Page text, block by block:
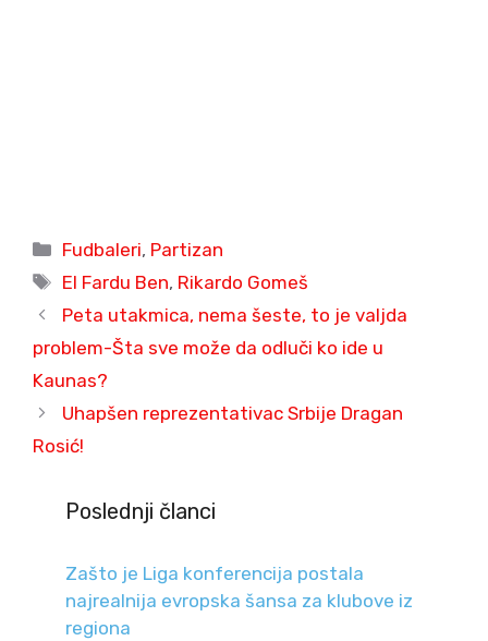
Categories
Fudbaleri, Partizan
Tags
El Fardu Ben, Rikardo Gomeš
Peta utakmica, nema šeste, to je valjda
problem-Šta sve može da odluči ko ide u
Kaunas?
Uhapšen reprezentativac Srbije Dragan
Rosić!
Poslednji članci
Zašto je Liga konferencija postala
najrealnija evropska šansa za klubove iz
regiona